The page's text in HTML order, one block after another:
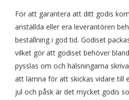
För att garantera att ditt godis
anställda eller era leverantören
beställning i god tid. Godiset
vilket gör att godiset behöver
pysslas om och hälsningarna
att lämna för att skickas vidare till
jul och påsk är det mycket godis